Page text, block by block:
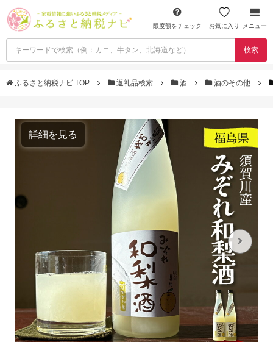
限度額をチェック お気に入り メニュー
検索
ふるさと納税ナビ TOP 返礼品検索 酒 酒のその他
詳細を見る